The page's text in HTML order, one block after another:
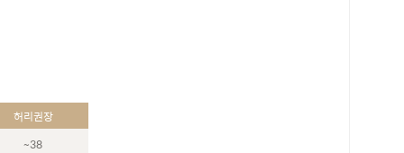
허리권장
~38